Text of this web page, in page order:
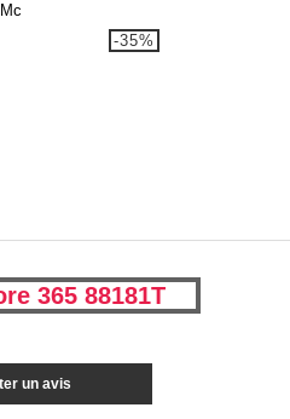
-35%
365 88181T
un avis